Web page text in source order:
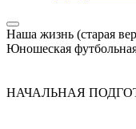
Наша жизнь (старая
Юношеская
НАЧАЛЬНАЯ